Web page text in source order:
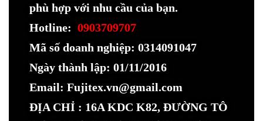
phù hợp với nhu cầu của bạn.
Hotline: 0903709707
Mã số doanh nghiệp: 0314091047
Ngày thành lập: 01/11/2016
Email: Fujitex.vn@gmail.com
ĐỊA CHỈ : 16A KDC K82, ĐƯỜNG TÔ